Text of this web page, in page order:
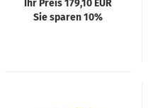
Ihr Preis 179,10 EUR
Sie sparen 10%